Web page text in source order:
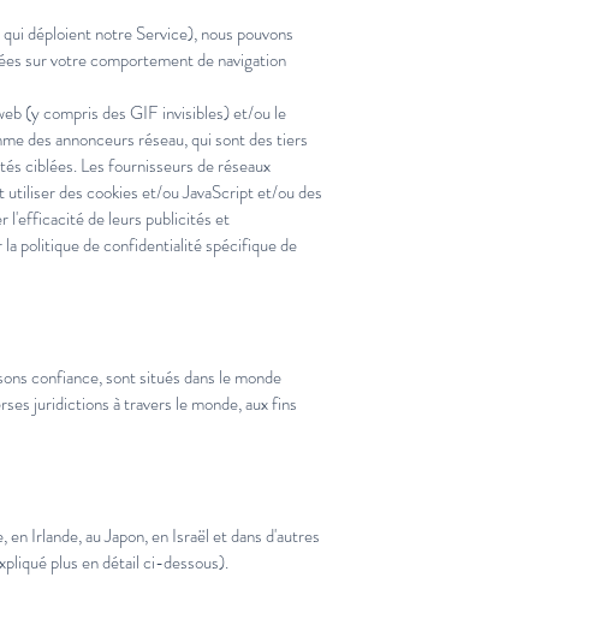
déploient notre Service), nous pouvons
sur votre comportement de navigation
(y compris des GIF invisibles) et/ou le
des annonceurs réseau, qui sont des tiers
ciblées. Les fournisseurs de réseaux
des cookies et/ou JavaScript et/ou des
l'efficacité de leurs publicités et
politique de confidentialité spécifique de
confiance, sont situés dans le monde
juridictions à travers le monde, aux fins
Irlande, au Japon, en Israël et dans d'autres
plus en détail ci-dessous).